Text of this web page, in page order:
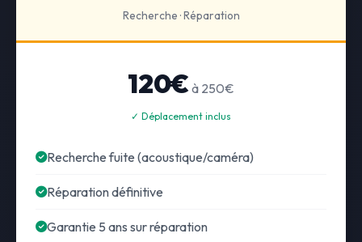
Recherche · Réparation
120€ à 250€
✓ Déplacement inclus
Recherche fuite (acoustique/caméra)
Réparation définitive
Garantie 5 ans sur réparation